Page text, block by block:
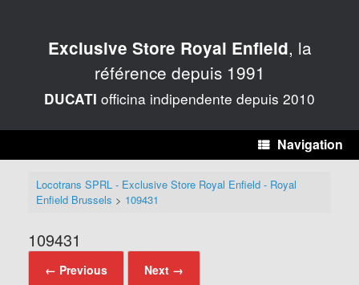
Exclusive Store Royal Enfield, la
référence depuis 1991
DUCATI officina indipendente depuis 2010
Navigation
Locotrans SPRL - Exclusive Store Royal Enfield - Royal
Enfield Brussels > 109431
109431
← Previous Next →